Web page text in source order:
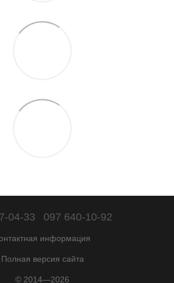
04-33 097 640-10-92
информация
Полная версия сайта
© 2014—2026